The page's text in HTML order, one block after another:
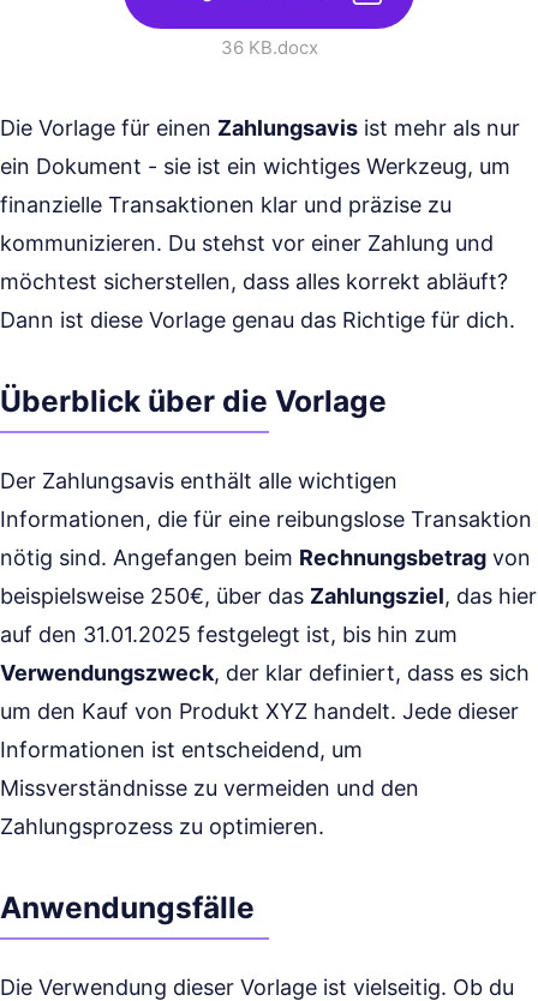
36 KB.docx
Die Vorlage für einen Zahlungsavis ist mehr als nur
ein Dokument - sie ist ein wichtiges Werkzeug, um
finanzielle Transaktionen klar und präzise zu
kommunizieren. Du stehst vor einer Zahlung und
möchtest sicherstellen, dass alles korrekt abläuft?
Dann ist diese Vorlage genau das Richtige für dich.
Überblick über die Vorlage
Der Zahlungsavis enthält alle wichtigen
Informationen, die für eine reibungslose Transaktion
nötig sind. Angefangen beim Rechnungsbetrag von
beispielsweise 250€, über das Zahlungsziel, das hier
auf den 31.01.2025 festgelegt ist, bis hin zum
Verwendungszweck, der klar definiert, dass es sich
um den Kauf von Produkt XYZ handelt. Jede dieser
Informationen ist entscheidend, um
Missverständnisse zu vermeiden und den
Zahlungsprozess zu optimieren.
Anwendungsfälle
Die Verwendung dieser Vorlage ist vielseitig. Ob du